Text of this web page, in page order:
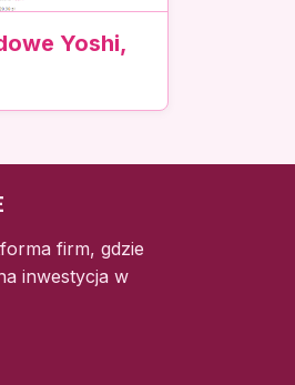
Yoshi,
firm, gdzie
inwestycja w